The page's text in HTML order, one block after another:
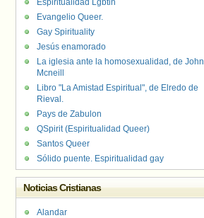
Espiritualidad Lgbtih
Evangelio Queer.
Gay Spirituality
Jesús enamorado
La iglesia ante la homosexualidad, de John
Mcneill
Libro "La Amistad Espiritual", de Elredo de
Rieval.
Pays de Zabulon
QSpirit (Espiritualidad Queer)
Santos Queer
Sólido puente. Espiritualidad gay
Noticias Cristianas
Alandar